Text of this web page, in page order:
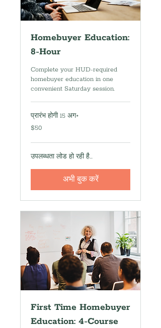
Homebuyer Education:
8-Hour
Complete your HUD-required
homebuyer education in one
convenient Saturday session.
प्रारंभ होगी 15 अग॰
50
यूएस
$50
उपलब्धता लोड हो रही है...
अभी बुक करें
First Time Homebuyer
Education: 4-Course